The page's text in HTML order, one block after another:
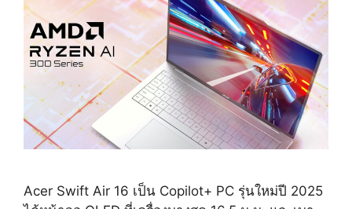
Acer Swift Air 16 เป็น Copilot+ PC รุ่นใหม่ปี 2025